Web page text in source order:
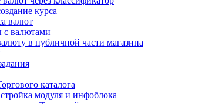
курса
валют
с валютами
в публичной части магазина
каталога
модуля и инфоблока